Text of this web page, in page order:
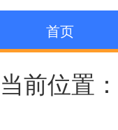
首页
当前位置：